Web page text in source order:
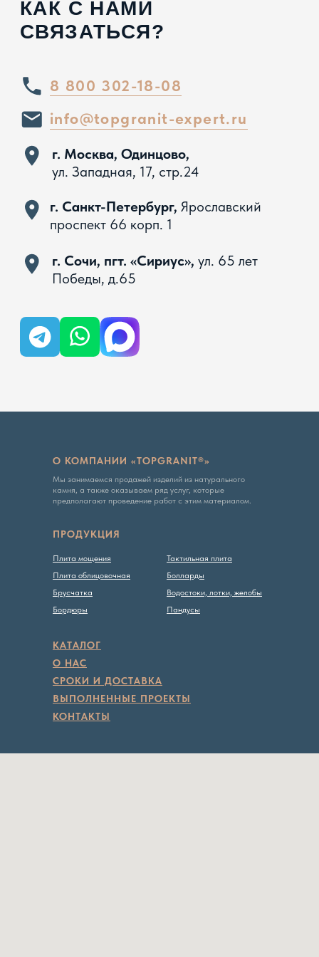
О КОМПАНИИ «TOPGRANIT®»
Мы занимаемся продажей изделий из натурального
камня, а также оказываем ряд услуг, которые
предполагают проведение работ с этим материалом.
Тактильная плита
Болларды
Водостоки, лотки, желобы
Пандусы
КАТАЛОГ
О НАС
СРОКИ И ДОСТАВКА
ВЫПОЛНЕННЫЕ ПРОЕКТЫ
КОНТАКТЫ
ПРОДУКЦИЯ
Плита мощения
Плита облицовочная
Брусчатка
Бордюры
товаров, носит информационный характер и ни при каких
условиях не является публичной офертой, определяемой
положениями Статьи 437 ГК РФ